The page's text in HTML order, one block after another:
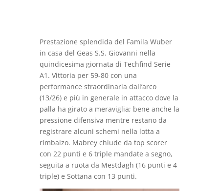
Prestazione splendida del Famila Wuber
in casa del Geas S.S. Giovanni nella
quindicesima giornata di Techfind Serie
A1. Vittoria per 59-80 con una
performance straordinaria dall’arco
(13/26) e più in generale in attacco dove la
palla ha girato a meraviglia; bene anche la
pressione difensiva mentre restano da
registrare alcuni schemi nella lotta a
rimbalzo. Mabrey chiude da top scorer
con 22 punti e 6 triple mandate a segno,
seguita a ruota da Mestdagh (16 punti e 4
triple) e Sottana con 13 punti.